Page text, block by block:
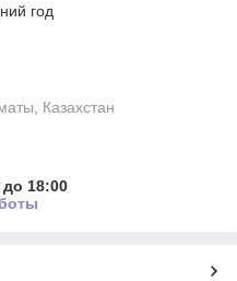
год
Казахстан
до 18:00